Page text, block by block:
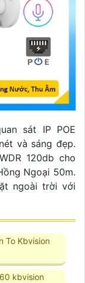
sát IP POE
và sáng đẹp.
120db cho
Ngoại 50m.
ngoài trời với
To Kbvision
kbvision